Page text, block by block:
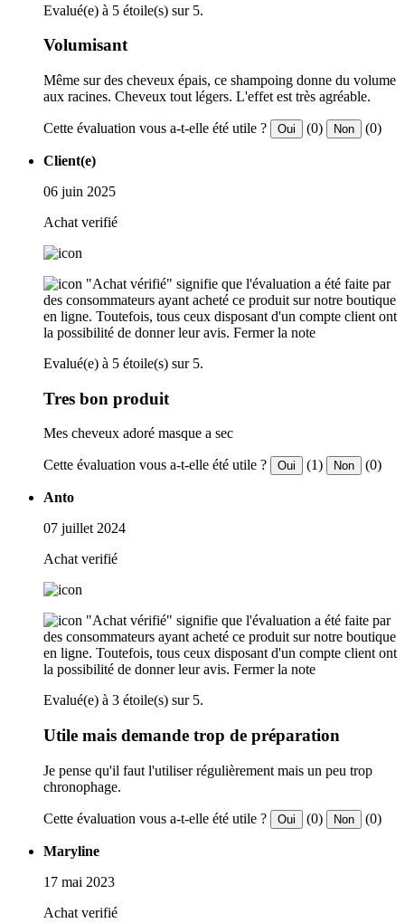
Evalué(e) à 5 étoile(s) sur 5.
Volumisant
Même sur des cheveux épais, ce shampoing donne du volume
aux racines. Cheveux tout légers. L'effet est très agréable.
Cette évaluation vous a-t-elle été utile ? Oui (0) Non (0)
Client(e)
06 juin 2025
Achat verifié
"Achat vérifié" signifie que l'évaluation a été faite par
des consommateurs ayant acheté ce produit sur notre boutique
en ligne. Toutefois, tous ceux disposant d'un compte client ont
la possibilité de donner leur avis. Fermer la note
Evalué(e) à 5 étoile(s) sur 5.
Tres bon produit
Mes cheveux adoré masque a sec
Cette évaluation vous a-t-elle été utile ? Oui (1) Non (0)
Anto
07 juillet 2024
Achat verifié
"Achat vérifié" signifie que l'évaluation a été faite par
des consommateurs ayant acheté ce produit sur notre boutique
en ligne. Toutefois, tous ceux disposant d'un compte client ont
la possibilité de donner leur avis. Fermer la note
Evalué(e) à 3 étoile(s) sur 5.
Utile mais demande trop de préparation
Je pense qu'il faut l'utiliser régulièrement mais un peu trop
chronophage.
Cette évaluation vous a-t-elle été utile ? Oui (0) Non (0)
Maryline
17 mai 2023
Achat verifié